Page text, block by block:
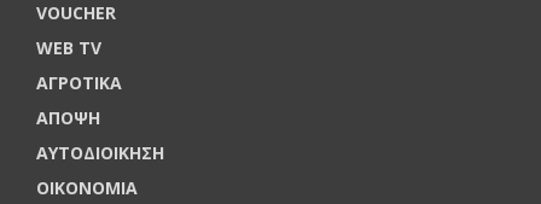
VOUCHER
WEB TV
ΑΓΡΟΤΙΚΑ
ΑΠΟΨΗ
ΑΥΤΟΔΙΟΙΚΗΣΗ
ΟΙΚΟΝΟΜΙΑ